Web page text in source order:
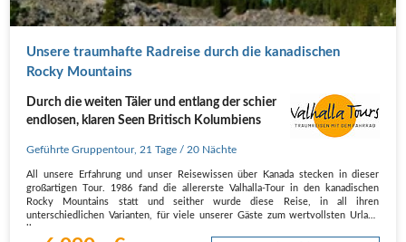
Unsere traumhafte Radreise durch die kanadischen
Rocky Mountains
Durch die weiten Täler und entlang der schier
endlosen, klaren Seen Britisch Kolumbiens
Geführte Gruppentour, 21 Tage / 20 Nächte
All unsere Erfahrung und unser Reisewissen über Kanada stecken in dieser
großartigen Tour. 1986 fand die allererste Valhalla-Tour in den kanadischen
Rocky Mountains statt und seither wurde diese Reise, in all ihren
unterschiedlichen Varianten, für viele unserer Gäste zum wertvollsten Urlaub